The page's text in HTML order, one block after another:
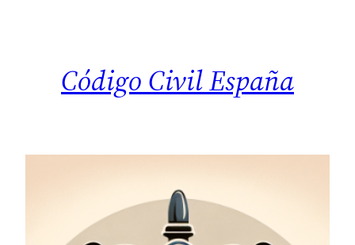
Código Civil España